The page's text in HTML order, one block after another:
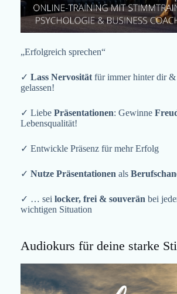
„Erfolgreich sprechen“
✓ Lass Nervosität für immer hinter dir &
gelassen!
✓ Liebe Präsentationen: Gewinne
Lebensqualität!
✓ Entwickle Präsenz für mehr Erfolg
✓ Nutze Präsentationen als
✓ … sei locker, frei & souverän bei
wichtigen Situation
Audiokurs für deine starke